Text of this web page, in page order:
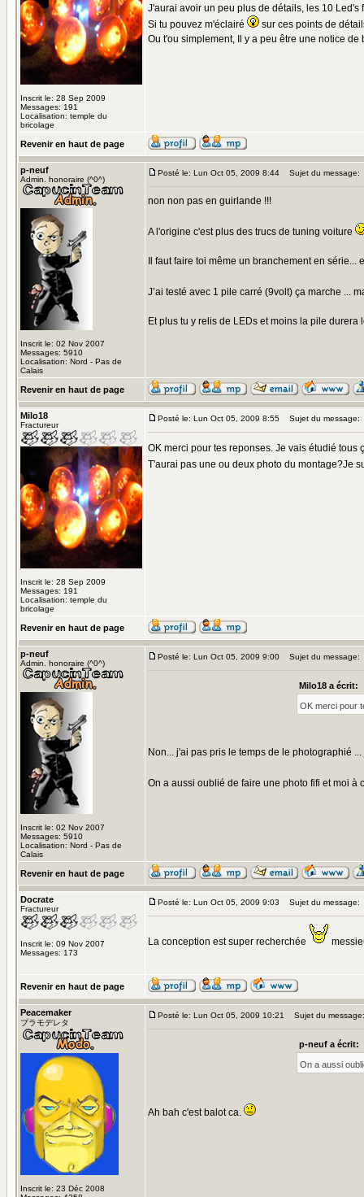
Inscrit le: 28 Sep 2009
Messages: 191
Localisation: temple du
bricolage
J'aurai avoir un peu plus de détails, les 10
Si tu pouvez m'éclairé
sur ces points de
Ou t'ou simplement, Il y a peu être une notice de
Revenir en haut de page
p-neuf
Admin. honoraire (^0^)
Inscrit le: 02 Nov 2007
Messages: 5910
Localisation: Nord - Pas de
Calais
Posté le: Lun Oct 05, 2009 8:44 Sujet du message:
non non pas en guirlande !!!
A l'origine c'est plus des trucs de tuning voiture
Il faut faire toi même un branchement en
J’ai testé avec 1 pile carré (9volt) ça marche ...
Et plus tu y relis de LEDs et moins la pile
Revenir en haut de page
Milo18
Fractureur
Inscrit le: 28 Sep 2009
Messages: 191
Localisation: temple du
bricolage
Posté le: Lun Oct 05, 2009 8:55 Sujet du message:
OK merci pour tes reponses. Je vais étudié tous
T'aurai pas une ou deux photo du montage?Je
Revenir en haut de page
p-neuf
Admin. honoraire (^0^)
Inscrit le: 02 Nov 2007
Messages: 5910
Localisation: Nord - Pas de
Calais
Posté le: Lun Oct 05, 2009 9:00 Sujet du message:
Milo18 a écrit:
OK merci pour
Non... j'ai pas pris le temps de le photographié
On a aussi oublié de faire une photo fifi et moi à
Revenir en haut de page
Docrate
Fractureur
Inscrit le: 09 Nov 2007
Messages: 173
Posté le: Lun Oct 05, 2009 9:03 Sujet du message:
La conception est super recherchée
Revenir en haut de page
Peacemaker
プラモデレタ
Inscrit le: 23 Déc 2008
Posté le: Lun Oct 05, 2009 10:21 Sujet du message:
p-neuf a écrit:
On a aussi
Ah bah c'est balot ca.